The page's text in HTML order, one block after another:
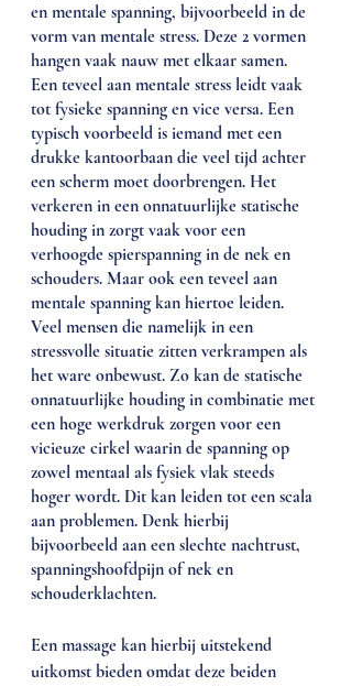
en mentale spanning, bijvoorbeeld in de
vorm van mentale stress. Deze 2 vormen
hangen vaak nauw met elkaar samen.
Een teveel aan mentale stress leidt vaak
tot fysieke spanning en vice versa. Een
typisch voorbeeld is iemand met een
drukke kantoorbaan die veel tijd achter
een scherm moet doorbrengen. Het
verkeren in een onnatuurlijke statische
houding in zorgt vaak voor een
verhoogde spierspanning in de nek en
schouders. Maar ook een teveel aan
mentale spanning kan hiertoe leiden.
Veel mensen die namelijk in een
stressvolle situatie zitten verkrampen als
het ware onbewust. Zo kan de statische
onnatuurlijke houding in combinatie met
een hoge werkdruk zorgen voor een
vicieuze cirkel waarin de spanning op
zowel mentaal als fysiek vlak steeds
hoger wordt. Dit kan leiden tot een scala
aan problemen. Denk hierbij
bijvoorbeeld aan een slechte nachtrust,
spanningshoofdpijn of nek en
schouderklachten.
Een massage kan hierbij uitstekend
uitkomst bieden omdat deze beiden